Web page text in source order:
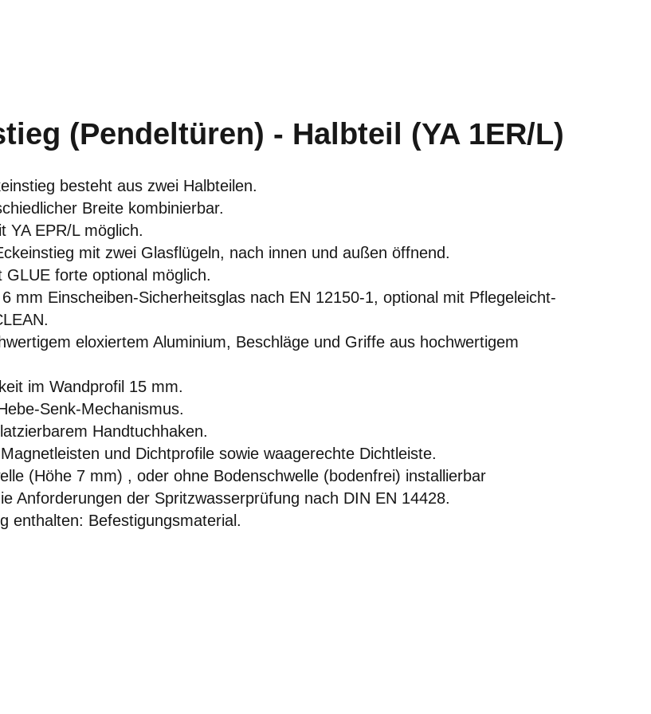
(Pendeltüren) - Halbteil (YA 1ER/L)
besteht aus zwei Halbteilen.
Breite kombinierbar.
YA EPR/L möglich.
mit zwei Glasflügeln, nach innen und außen öffnend.
GLUE forte optional möglich.
mm Einscheiben-Sicherheitsglas nach EN 12150-1, optional mit Pflegeleicht-
eloxiertem Aluminium, Beschläge und Griffe aus hochwertigem
im Wandprofil 15 mm.
Senk-Mechanismus.
Handtuchhaken.
und Dichtprofile sowie waagerechte Dichtleiste.
(Höhe 7 mm) , oder ohne Bodenschwelle (bodenfrei) installierbar
Anforderungen der Spritzwasserprüfung nach DIN EN 14428.
enthalten: Befestigungsmaterial.